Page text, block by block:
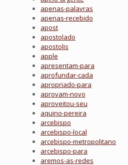
apenas-palavras
apenas-recebido
apost
apostolado
apostolis
apple
apresentam-para
aprofundar-cada
apropriado-para
aprovam-novo
aproveitou-seu
aquino-pereira
arcebispo
arcebispo-local
arcebispo-metropolitano
arcebispo-para
aremos-as-redes